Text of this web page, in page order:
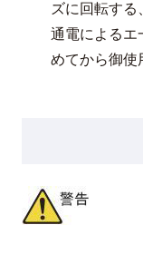
ズに回転す
通電によるエ
めてから御使